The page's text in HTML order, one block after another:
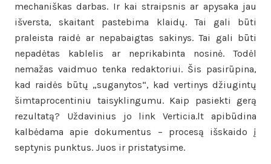
mechaniškas darbas. Ir kai straipsnis ar apysaka jau
išversta, skaitant pastebima klaidų. Tai gali būti
praleista raidė ar nepabaigtas sakinys. Tai gali būti
nepadėtas kablelis ar neprikabinta nosinė. Todėl
nemažas vaidmuo tenka redaktoriui. Šis pasirūpina,
kad raidės būtų „suganytos“, kad vertinys džiugintų
šimtaprocentiniu taisyklingumu. Kaip pasiekti gerą
rezultatą? Uždavinius jo link Verticia.lt apibūdina
kalbėdama apie dokumentus – procesą išskaido į
septynis punktus. Juos ir pristatysime.